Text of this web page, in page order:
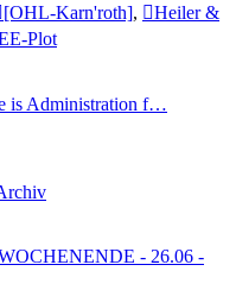
[OHL-Karn'roth],
Heiler &
Plot
is Administration f…
- 26.06 -